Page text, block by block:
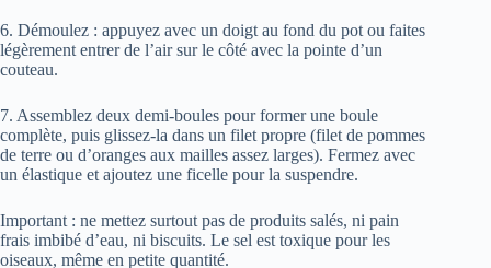
6. Démoulez : appuyez avec un doigt au fond du pot ou faites
légèrement entrer de l’air sur le côté avec la pointe d’un
couteau.
7. Assemblez deux demi-boules pour former une boule
complète, puis glissez-la dans un filet propre (filet de pommes
de terre ou d’oranges aux mailles assez larges). Fermez avec
un élastique et ajoutez une ficelle pour la suspendre.
Important : ne mettez surtout pas de produits salés, ni pain
frais imbibé d’eau, ni biscuits. Le sel est toxique pour les
oiseaux, même en petite quantité.